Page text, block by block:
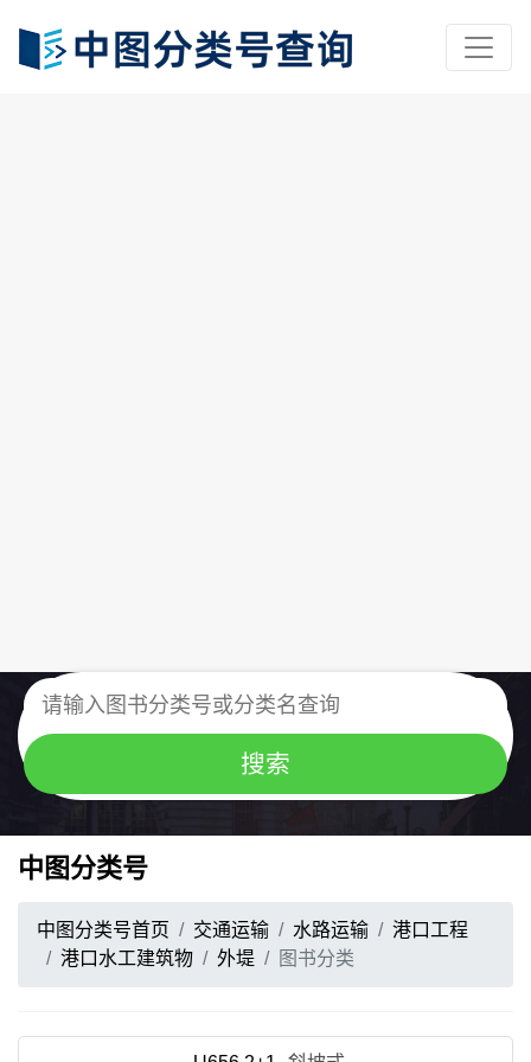
中图分类号
中图分类号首页 交通运输 水路运输
港口工程
港口水工建筑物
外堤 图书分类